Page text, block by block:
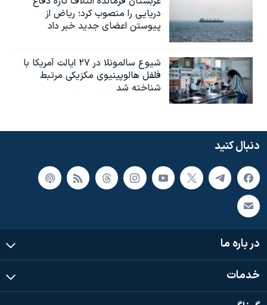
دریایی را منصوب کرد؛ ریاض از
پیوستن اعضای جدید خبر داد
شیوع سالمونلا در ۲۷ ایالت آمریکا با
فلفل هالوپینیوی مکزیکی مرتبط
شناخته شد
دنبال کنید
در باره ما
خدمات